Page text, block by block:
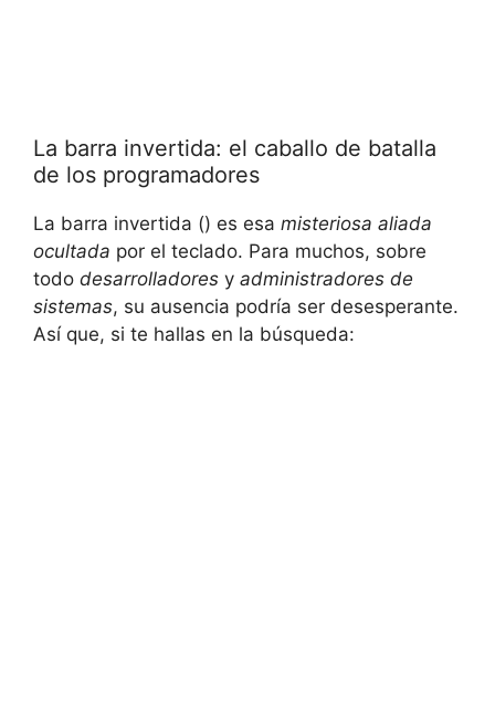
La barra ‌invertida: el caballo de batalla
de los programadores
La barra invertida () es esa misteriosa aliada
ocultada por el teclado. Para muchos, sobre
todo desarrolladores y⁢ administradores de
sistemas, su ⁣ausencia podría ser desesperante.
Así⁤ que, si te hallas en ⁢la búsqueda: